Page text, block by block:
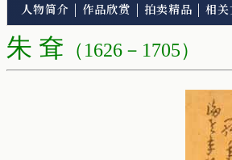
人物简介 | 作品欣赏 | 拍卖精品 | 相关
朱 耷 （1626－1705）